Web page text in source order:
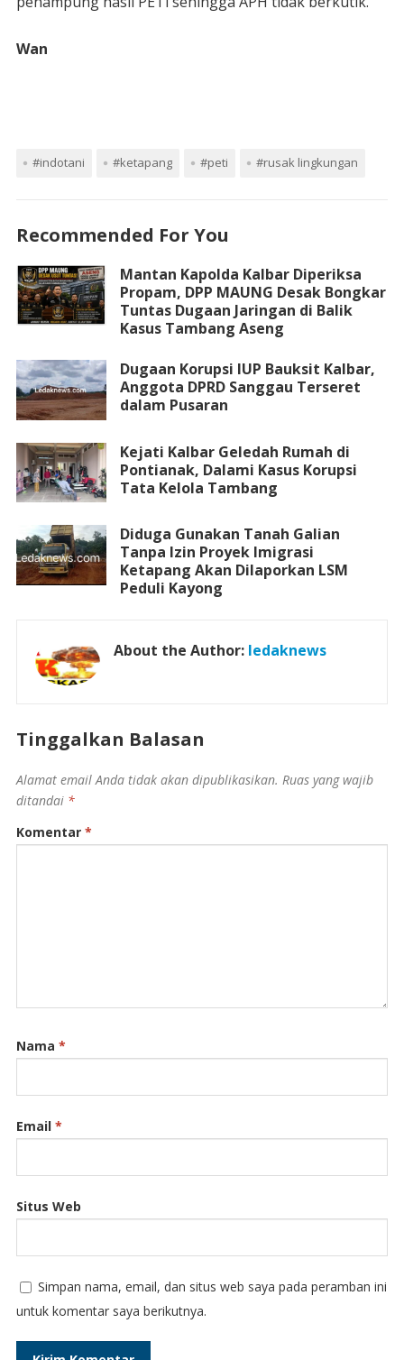
Wan
#indotani #ketapang #peti #rusak lingkungan
Recommended For You
Mantan Kapolda Kalbar Diperiksa
Propam, DPP MAUNG Desak Bongkar
Tuntas Dugaan Jaringan di Balik
Kasus Tambang Aseng
Dugaan Korupsi IUP Bauksit Kalbar,
Anggota DPRD Sanggau Terseret
dalam Pusaran
Kejati Kalbar Geledah Rumah di
Pontianak, Dalami Kasus Korupsi
Tata Kelola Tambang
Diduga Gunakan Tanah Galian
Tanpa Izin Proyek Imigrasi
Ketapang Akan Dilaporkan LSM
Peduli Kayong
About the Author: ledaknews
Tinggalkan Balasan
Alamat email Anda tidak akan dipublikasikan. Ruas yang wajib
ditandai *
Komentar *
Nama *
Email *
Situs Web
Simpan nama, email, dan situs web saya pada peramban ini
untuk komentar saya berikutnya.